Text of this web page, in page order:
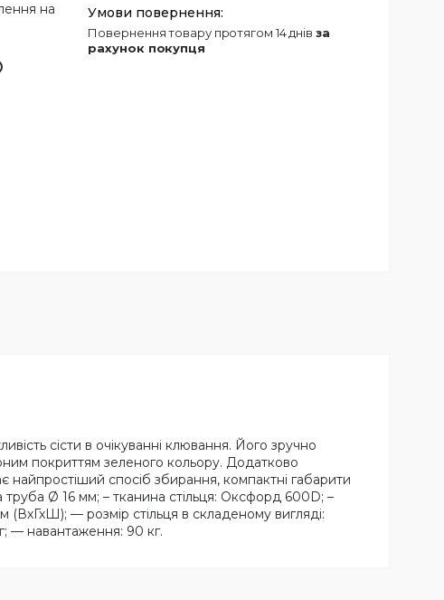
на
повернення товару протягом 14 днів за
рахунок покупця
сісти в очікуванні клювання. Його зручно
покриттям зеленого кольору. Додатково
найпростіший спосіб збирання, компактні габарити
труба Ø 16 мм; – тканина стільця: Оксфорд 600D; –
(ВхГхШ); — розмір стільця в складеному вигляді:
— навантаження: 90 кг.